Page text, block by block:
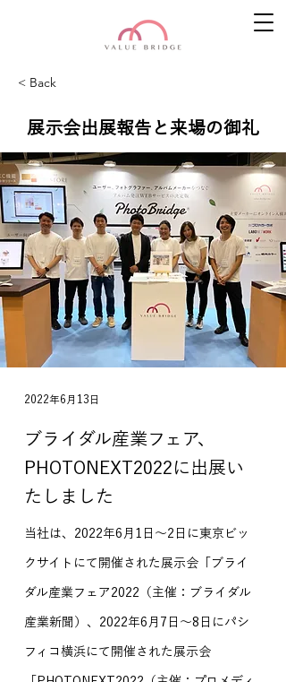
< Back
展示会出展報告と来場の御礼
2022年6月13日
ブライダル産業フェア、
PHOTONEXT2022に出展い
たしました
当社は、2022年6月1日〜2日に東京ビッ
クサイトにて開催された展示会「ブライ
ダル産業フェア2022（主催：ブライダル
産業新聞）、2022年6月7日〜8日にパシ
フィコ横浜にて開催された展示会